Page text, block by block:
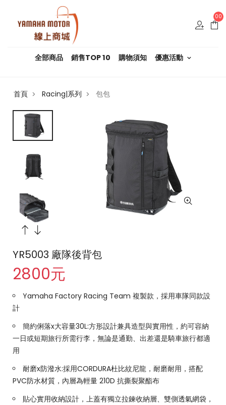
00
全部商品 銷售TOP 10 購物須知 優惠活動
首頁 > Racing|系列 > 包包
YR5003 廠隊後背包
2800元
Yamaha Factory Racing Team 複製款，採用車隊同款設
計
簡約俐落x大容量30L:方形設計兼具造型與實用性，約可容納
一日或短期旅行所需行李，無論是通勤、出差還是騎車旅行都適
用
耐磨x防潑水:採用CORDURA杜比紋尼龍，耐磨耐用，搭配
PVC防水材質，內層為輕量 210D 抗撕裂聚酯布
貼心實用收納設計，上蓋有獨立拉鍊收納層、雙側透氣網袋，